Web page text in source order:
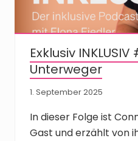
Exklusiv
Unterweger
1. September 2025
In dieser Folge ist
Gast und erzählt von